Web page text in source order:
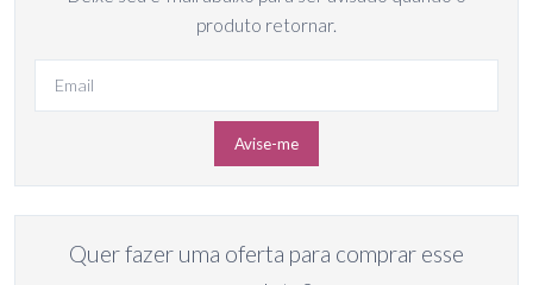
produto retornar.
Avise-me
Quer fazer uma oferta para comprar esse